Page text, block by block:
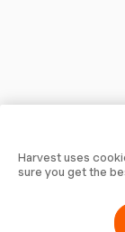
당신의
습니
Harvest로 시간
결제를 받는
Harvest uses
sure you get the